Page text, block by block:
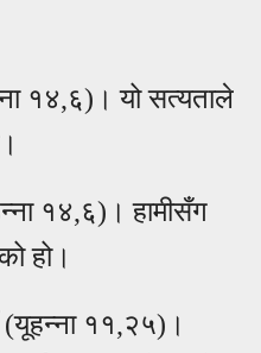
१४,६)। यो सत्यताले
१४,६)। हामीसँग
हो।
११,२५)।